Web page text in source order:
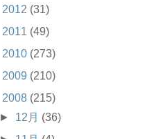
2012 (31)
2011 (49)
2010 (273)
2009 (210)
2008 (215)
► 12月 (36)